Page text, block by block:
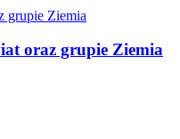
oraz grupie Ziemia